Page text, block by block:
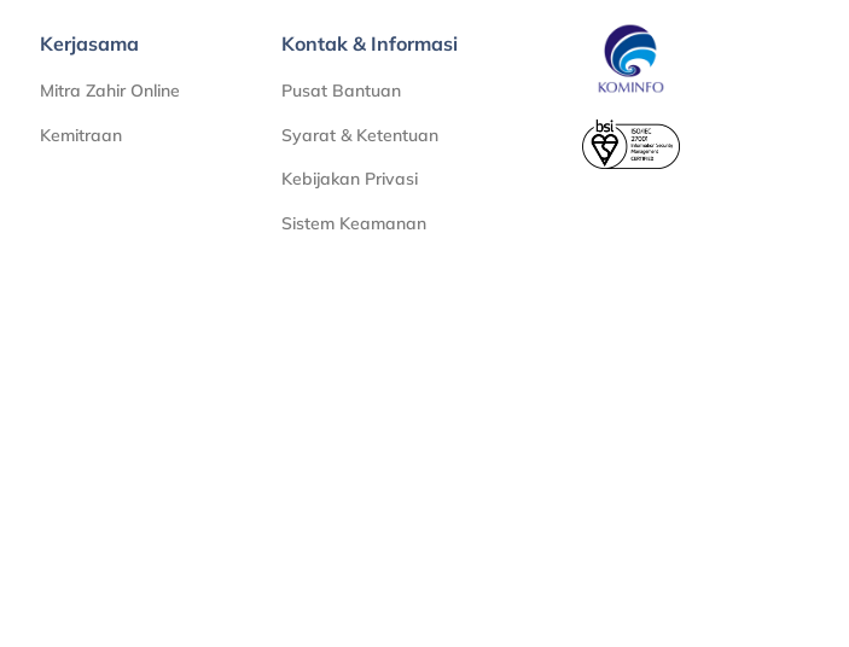
Kerjasama
Mitra Zahir Online
Kemitraan
Kontak & Informasi
Pusat Bantuan
Syarat & Ketentuan
Kebijakan Privasi
Sistem Keamanan